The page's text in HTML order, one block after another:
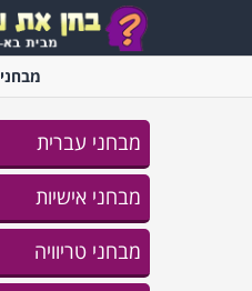
מבחני
מבחני עברית
מבחני אישיות
מבחני טריוויה